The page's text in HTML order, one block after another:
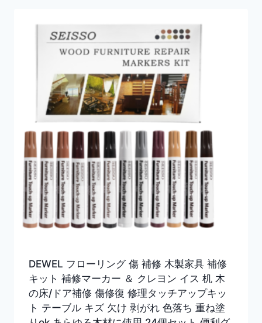
DEWEL フローリング 傷 補修 木製家具 補修
キット 補修マーカー ＆ クレヨン イス 机 木
の床/ドア補修 傷修復 修理タッチアップキッ
ト テーブル キズ 欠け 剥がれ 色落ち 重ね塗